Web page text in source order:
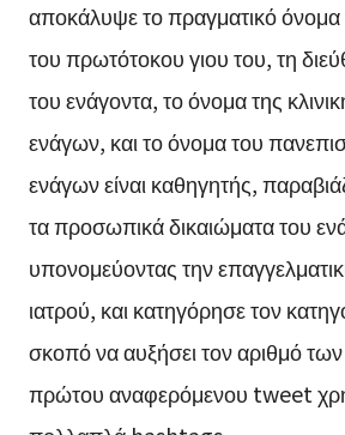
αποκάλυψε το πραγματικό όνομα
του πρωτότοκου γιου του, τη
του ενάγοντα, το όνομα της
ενάγων, και το όνομα του
ενάγων είναι καθηγητής,
τα προσωπικά δικαιώματα του
υπονομεύοντας την
ιατρού, και κατηγόρησε τον
σκοπό να αυξήσει τον αριθμό
πρώτου αναφερόμενου tweet